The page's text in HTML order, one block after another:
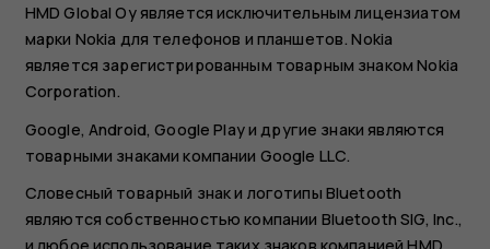
HMD Global Oy является исключительным лицензиатом
марки Nokia для телефонов и планшетов. Nokia
является зарегистрированным товарным знаком Nokia
Corporation.
Google, Android, Google Play и другие знаки являются
товарными знаками компании Google LLC.
Словесный товарный знак и логотипы Bluetooth
являются собственностью компании Bluetooth SIG, Inc.,